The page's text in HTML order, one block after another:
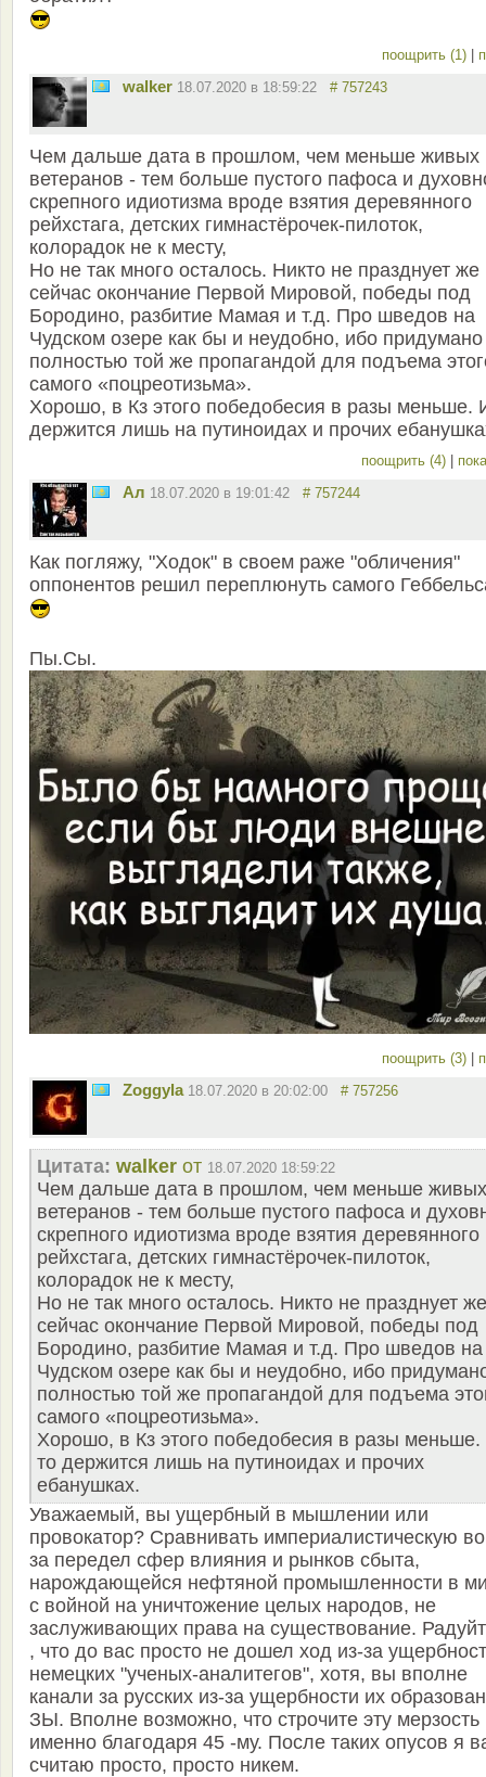
поощрить (1) |
walker 18.07.2020 в 18:59:22 # 757243
Чем дальше дата в прошлом, чем меньше живых
ветеранов - тем больше пустого пафоса и
скрепного идиотизма вроде взятия деревянного
рейхстага, детских гимнастёрочек-пилоток,
колорадок не к месту,
Но не так много осталось. Никто не празднует же
сейчас окончание Первой Мировой, победы под
Бородино, разбитие Мамая и т.д. Про шведов на
Чудском озере как бы и неудобно, ибо придумано
полностью той же пропагандой для подъема
самого «поцреотизьма».
Хорошо, в Кз этого победобесия в разы меньше.
держится лишь на путиноидах и прочих
поощрить (4) |
Ал 18.07.2020 в 19:01:42 # 757244
Как погляжу, "Ходок" в своем раже "обличения"
оппонентов решил переплюнуть самого
Пы.Сы.
поощрить (3)
Zoggyla 18.07.2020 в 20:02:00 # 757256
Цитата: walker от 18.07.2020 18:59:22
Чем дальше дата в прошлом, чем меньше живых
ветеранов - тем больше пустого пафоса и
скрепного идиотизма вроде взятия деревянного
рейхстага, детских гимнастёрочек-пилоток,
колорадок не к месту,
Но не так много осталось. Никто не празднует же
сейчас окончание Первой Мировой, победы под
Бородино, разбитие Мамая и т.д. Про шведов на
Чудском озере как бы и неудобно, ибо
полностью той же пропагандой для подъема
самого «поцреотизьма».
Хорошо, в Кз этого победобесия в разы
то держится лишь на путиноидах и прочих
ебанушках.
Уважаемый, вы ущербный в мышлении или
провокатор? Сравнивать империалистическую
за передел сфер влияния и рынков сбыта,
нарождающейся нефтяной промышленности в
с войной на уничтожение целых народов, не
заслуживающих права на существование.
, что до вас просто не дошел ход из-за
немецких "ученых-аналитегов", хотя, вы вполне
канали за русских из-за ущербности их
ЗЫ. Вполне возможно, что строчите эту
именно благодаря 45 -му. После таких опусов я
считаю просто, просто никем.